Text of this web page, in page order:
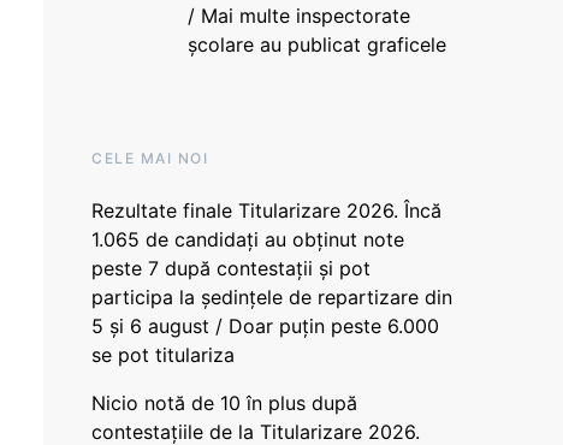
/ Mai multe inspectorate
școlare au publicat graficele
CELE MAI NOI
Rezultate finale Titularizare 2026. Încă
1.065 de candidați au obținut note
peste 7 după contestații și pot
participa la ședințele de repartizare din
5 și 6 august / Doar puțin peste 6.000
se pot titulariza
Nicio notă de 10 în plus după
contestațiile de la Titularizare 2026.